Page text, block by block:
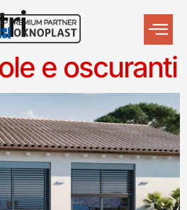
e oscuranti